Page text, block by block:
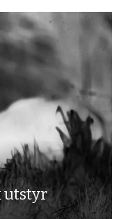
utstyr